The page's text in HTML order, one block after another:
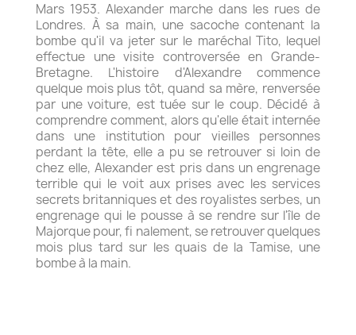
Mars 1953. Alexander marche dans les rues de
Londres. À sa main, une sacoche contenant la
bombe qu'il va jeter sur le maréchal Tito, lequel
effectue une visite controversée en Grande-
Bretagne. L'histoire d'Alexandre commence
quelque mois plus tôt, quand sa mère, renversée
par une voiture, est tuée sur le coup. Décidé à
comprendre comment, alors qu'elle était internée
dans une institution pour vieilles personnes
perdant la tête, elle a pu se retrouver si loin de
chez elle, Alexander est pris dans un engrenage
terrible qui le voit aux prises avec les services
secrets britanniques et des royalistes serbes, un
engrenage qui le pousse à se rendre sur l'île de
Majorque pour, fi nalement, se retrouver quelques
mois plus tard sur les quais de la Tamise, une
bombe à la main.